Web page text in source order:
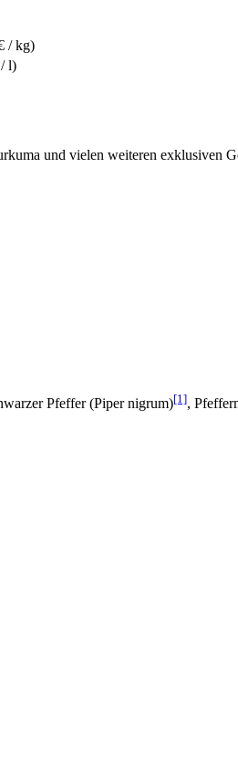
/ kg)
l)
und vielen weiteren exklusiven
Pfeffer (Piper nigrum)[1],